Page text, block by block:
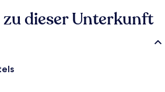
dieser Unterkunft